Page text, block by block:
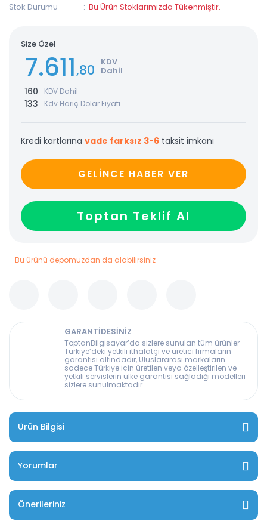
Stok Durumu
Bu Ürün Stoklarımızda Tükenmiştir.
Size Özel
7.611,80 KDV
Dahil
160 KDV Dahil
133 Kdv Hariç Dolar Fiyatı
Kredi kartlarına vade farksız 3-6 taksit imkanı
GELİNCE HABER VER
Toptan Teklif Al
Bu ürünü depomuzdan da alabilirsiniz
GARANTİDESİNİZ
ToptanBilgisayar’da sizlere sunulan tüm ürünler
Türkiye’deki yetkili ithalatçı ve üretici firmaların
garantisi altındadır, Uluslararası markaların
sadece Türkiye için üretilen veya özelleştirilen ve
yetkili servislerin ülke garantisi sağladığı modelleri
sizlere sunulmaktadır.
Ürün Bilgisi
Yorumlar
Önerileriniz